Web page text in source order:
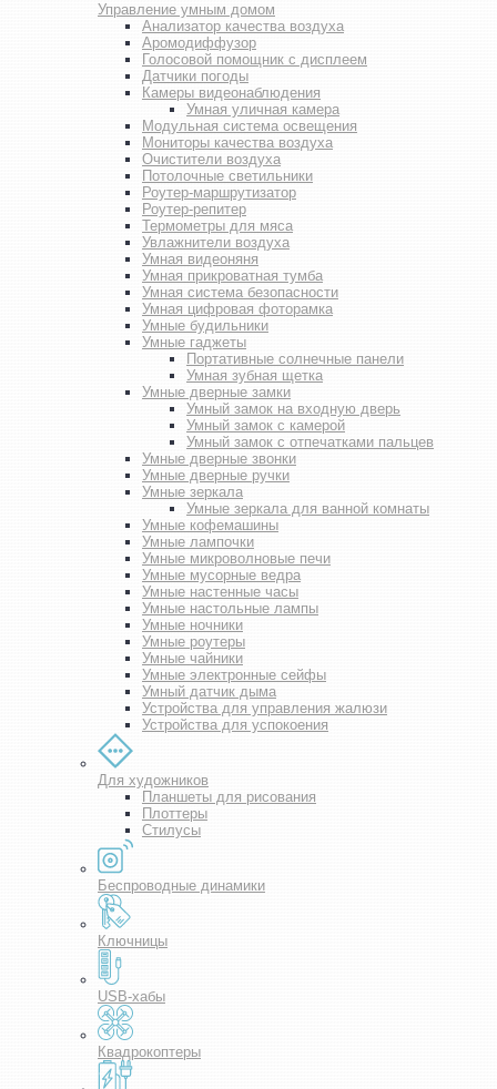
Управление умным домом
Анализатор качества воздуха
Аромодиффузор
Голосовой помощник с дисплеем
Датчики погоды
Камеры видеонаблюдения
Умная уличная камера
Модульная система освещения
Мониторы качества воздуха
Очистители воздуха
Потолочные светильники
Роутер-маршрутизатор
Роутер-репитер
Термометры для мяса
Увлажнители воздуха
Умная видеоняня
Умная прикроватная тумба
Умная система безопасности
Умная цифровая фоторамка
Умные будильники
Умные гаджеты
Портативные солнечные панели
Умная зубная щетка
Умные дверные замки
Умный замок на входную дверь
Умный замок с камерой
Умный замок с отпечатками пальцев
Умные дверные звонки
Умные дверные ручки
Умные зеркала
Умные зеркала для ванной комнаты
Умные кофемашины
Умные лампочки
Умные микроволновые печи
Умные мусорные ведра
Умные настенные часы
Умные настольные лампы
Умные ночники
Умные роутеры
Умные чайники
Умные электронные сейфы
Умный датчик дыма
Устройства для управления жалюзи
Устройства для успокоения
Для художников
Планшеты для рисования
Плоттеры
Стилусы
Беспроводные динамики
Ключницы
USB-хабы
Квадрокоптеры